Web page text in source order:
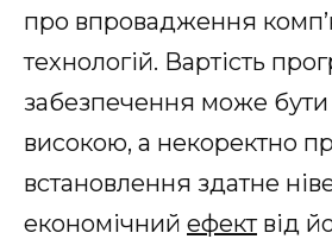
про впровадження
технологій. Вартість
забезпечення може бути
високою, а некоректно
встановлення здатне
економічний ефектвід